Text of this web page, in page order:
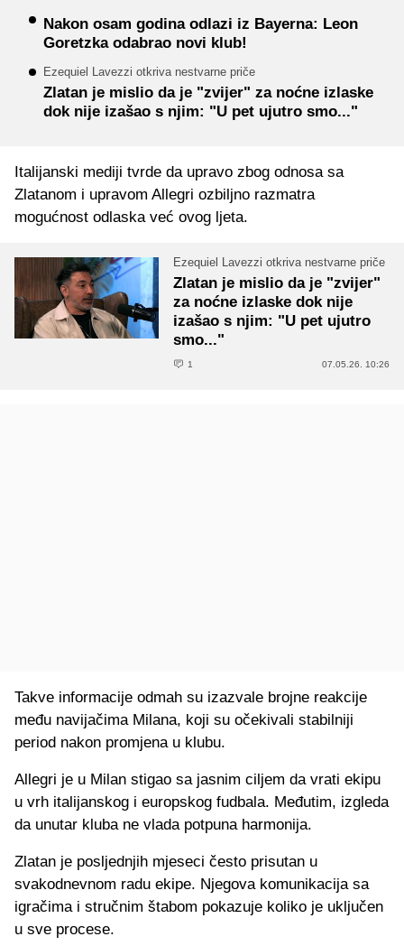
Nakon osam godina odlazi iz Bayerna: Leon
Goretzka odabrao novi klub!
Ezequiel Lavezzi otkriva nestvarne priče
Zlatan je mislio da je "zvijer" za noćne izlaske
dok nije izašao s njim: "U pet ujutro smo..."
Italijanski mediji tvrde da upravo zbog odnosa sa
Zlatanom i upravom Allegri ozbiljno razmatra
mogućnost odlaska već ovog ljeta.
Ezequiel Lavezzi otkriva nestvarne priče
Zlatan je mislio da je "zvijer"
za noćne izlaske dok nije
izašao s njim: "U pet ujutro
smo..."
1 07.05.26. 10:26
Takve informacije odmah su izazvale brojne reakcije
među navijačima Milana, koji su očekivali stabilniji
period nakon promjena u klubu.
Allegri je u Milan stigao sa jasnim ciljem da vrati ekipu
u vrh italijanskog i europskog fudbala. Međutim, izgleda
da unutar kluba ne vlada potpuna harmonija.
Zlatan je posljednjih mjeseci često prisutan u
svakodnevnom radu ekipe. Njegova komunikacija sa
igračima i stručnim štabom pokazuje koliko je uključen
u sve procese.